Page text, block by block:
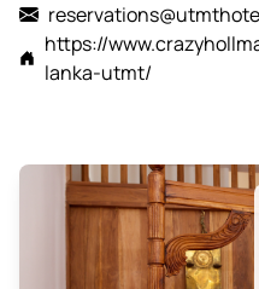
https://
lanka-utmt/